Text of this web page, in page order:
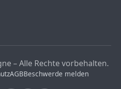
– Alle Rechte vorbehalten.
AGBBeschwerde melden